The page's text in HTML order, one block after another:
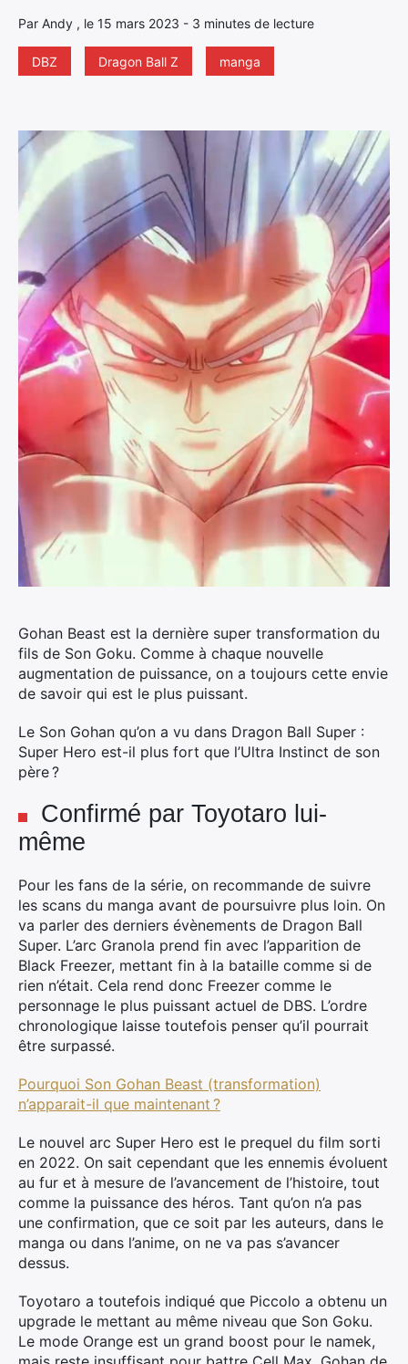
Par Andy , le 15 mars 2023 - 3 minutes de lecture
DBZ Dragon Ball Z manga
Gohan Beast est la dernière super transformation du
fils de Son Goku. Comme à chaque nouvelle
augmentation de puissance, on a toujours cette envie
de savoir qui est le plus puissant.
Le Son Gohan qu’on a vu dans Dragon Ball Super :
Super Hero est-il plus fort que l’Ultra Instinct de son
père ?
Confirmé par Toyotaro lui-
même
Pour les fans de la série, on recommande de suivre
les scans du manga avant de poursuivre plus loin. On
va parler des derniers évènements de Dragon Ball
Super. L’arc Granola prend fin avec l’apparition de
Black Freezer, mettant fin à la bataille comme si de
rien n’était. Cela rend donc Freezer comme le
personnage le plus puissant actuel de DBS. L’ordre
chronologique laisse toutefois penser qu’il pourrait
être surpassé.
Pourquoi Son Gohan Beast (transformation)
n’apparait-il que maintenant ?
Le nouvel arc Super Hero est le prequel du film sorti
en 2022. On sait cependant que les ennemis évoluent
au fur et à mesure de l’avancement de l’histoire, tout
comme la puissance des héros. Tant qu’on n’a pas
une confirmation, que ce soit par les auteurs, dans le
manga ou dans l’anime, on ne va pas s’avancer
dessus.
Toyotaro a toutefois indiqué que Piccolo a obtenu un
upgrade le mettant au même niveau que Son Goku.
Le mode Orange est un grand boost pour le namek,